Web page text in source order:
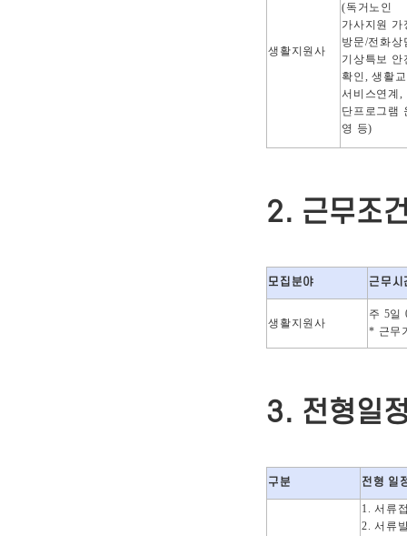
생활지원사
(독거노인
가사지원 가
방문/전화상
기상특보 안
확인 ,생활
서비스연계 ,
단프로그램
영 등)
2. 근무조
모집분야 근무시
생활지원사
주 5일
* 근무
3. 전형일
구분 전형 일
1.서류
2.서류